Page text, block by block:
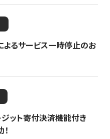
よるサービス一時停止のお
ット寄付決済機能付き